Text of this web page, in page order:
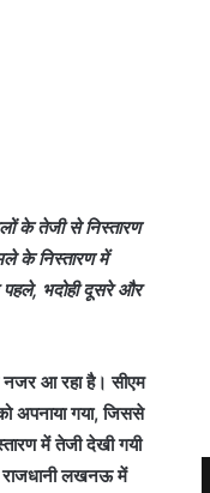
के तेजी से निस्तारण
के निस्तारण में
पहले, भदोही दूसरे और
आ रहा है। सीएम
अपनाया गया, जिससे
में तेजी देखी गयी
राजधानी लखनऊ में